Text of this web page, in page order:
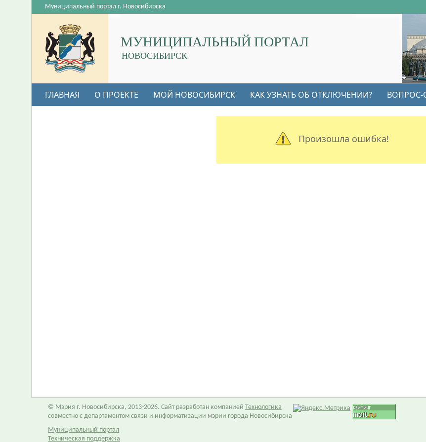
МУНИЦИПАЛЬНЫЙ ПОРТАЛ
НОВОСИБИРСК
Муниципальный портал г. Новосибирска
ГЛАВНАЯ О ПРОЕКТЕ МОЙ НОВОСИБИРСК КАК УЗНАТЬ ОБ ОТКЛЮЧЕНИИ? ВОПРОС-
Произошла ошибка!
© Мэрия г. Новосибирска, 2013-2026. Сайт разработан компанией Технологика
совместно с департаментом связи и информатизации мэрии города Новосибирска
Муниципальный портал
Техническая поддержка